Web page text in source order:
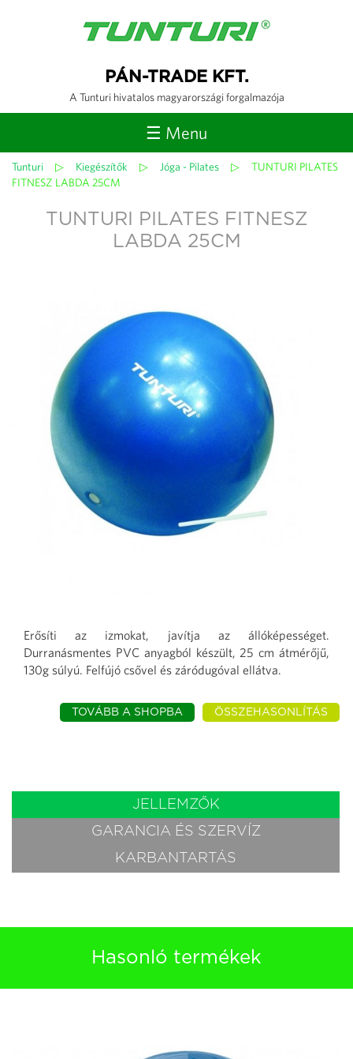
PÁN-TRADE KFT.
A Tunturi hivatalos magyarországi forgalmazója
☰ Menu
Jelenlegi
Tunturi ▷ Kiegészítők ▷ Jóga - Pilates ▷
TUNTURI PILATES
FITNESZ LABDA 25CM
TUNTURI PILATES FITNESZ
LABDA 25CM
Erősíti az izmokat, javítja az állóképességet.
Durranásmentes PVC anyagból készült, 25 cm átmérőjű,
130g súlyú. Felfújó csővel és záródugóval ellátva.
TOVÁBB A SHOPBA ÖSSZEHASONLÍTÁS
JELLEMZŐK
GARANCIA ÉS SZERVÍZ
KARBANTARTÁS
Hasonló termékek